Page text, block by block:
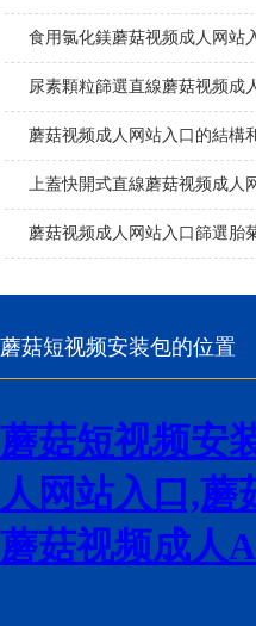
食用氯化鎂蘑菇视频成人网站
尿素顆粒篩選直線蘑菇视频成
蘑菇视频成人网站入口的結構
上蓋快開式直線蘑菇视频成人
蘑菇视频成人网站入口篩選胎
蘑菇短视频安装包的位置